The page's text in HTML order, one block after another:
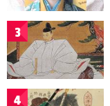
3
4